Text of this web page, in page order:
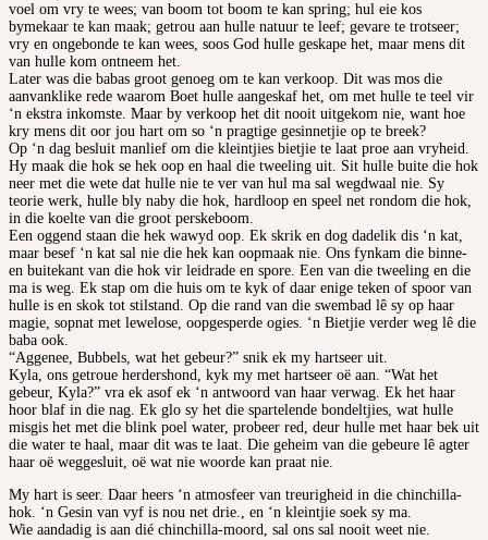
voel om vry te wees; van boom tot boom te kan spring; hul eie kos
bymekaar te kan maak; getrou aan hulle natuur te leef; gevare te trotseer;
vry en ongebonde te kan wees, soos God hulle geskape het, maar mens dit
van hulle kom ontneem het.
Later was die babas groot genoeg om te kan verkoop. Dit was mos die
aanvanklike rede waarom Boet hulle aangeskaf het, om met hulle te teel vir
‘n ekstra inkomste. Maar by verkoop het dit nooit uitgekom nie, want hoe
kry mens dit oor jou hart om so ‘n pragtige gesinnetjie op te breek?
Op ‘n dag besluit manlief om die kleintjies bietjie te laat proe aan vryheid.
Hy maak die hok se hek oop en haal die tweeling uit. Sit hulle buite die hok
neer met die wete dat hulle nie te ver van hul ma sal wegdwaal nie. Sy
teorie werk, hulle bly naby die hok, hardloop en speel net rondom die hok,
in die koelte van die groot perskeboom.
Een oggend staan die hek wawyd oop. Ek skrik en dog dadelik dis ‘n kat,
maar besef ‘n kat sal nie die hek kan oopmaak nie. Ons fynkam die binne-
en buitekant van die hok vir leidrade en spore. Een van die tweeling en die
ma is weg. Ek stap om die huis om te kyk of daar enige teken of spoor van
hulle is en skok tot stilstand. Op die rand van die swembad lê sy op haar
magie, sopnat met lewelose, oopgesperde ogies. ‘n Bietjie verder weg lê die
baba ook.
“Aggenee, Bubbels, wat het gebeur?” snik ek my hartseer uit.
Kyla, ons getroue herdershond, kyk my met hartseer oë aan. “Wat het
gebeur, Kyla?” vra ek asof ek ‘n antwoord van haar verwag. Ek het haar
hoor blaf in die nag. Ek glo sy het die spartelende bondeltjies, wat hulle
misgis het met die blink poel water, probeer red, deur hulle met haar bek uit
die water te haal, maar dit was te laat. Die geheim van die gebeure lê agter
haar oë weggesluit, oë wat nie woorde kan praat nie.
My hart is seer. Daar heers ‘n atmosfeer van treurigheid in die chinchilla-
hok. ‘n Gesin van vyf is nou net drie., en ‘n kleintjie soek sy ma.
Wie aandadig is aan dié chinchilla-moord, sal ons sal nooit weet nie.